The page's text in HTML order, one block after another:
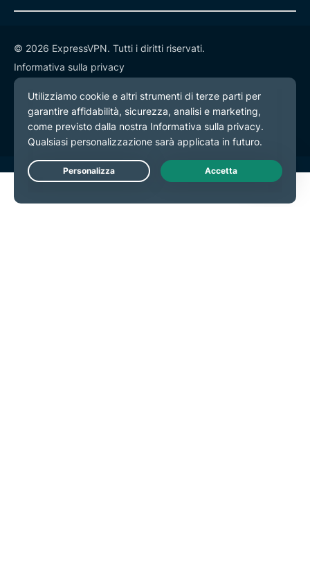
© 2026 ExpressVPN. Tutti i diritti riservati.
Informativa sulla privacy
Termini di servizio
Preferenze cookie
Live Chat